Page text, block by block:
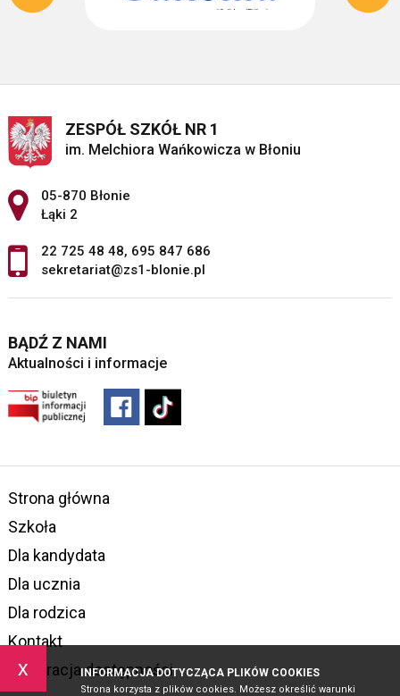
x INFORMACJA DOTYCZĄCA PLIKÓW COOKIES
Strona korzysta z plików cookies. Możesz określić warunki
ZESPÓŁ SZKÓŁ NR 1
im. Melchiora Wańkowicza w Błoniu
Adres pocztowy:
05-870 Błonie
Łąki 2
22 725 48 48, 695 847 686
sekretariat@zs1-blonie.pl
BĄDŹ Z NAMI
Aktualności i informacje
Strona główna
Szkoła
Dla kandydata
Dla ucznia
Dla rodzica
Kontakt
Deklaracja dostępności